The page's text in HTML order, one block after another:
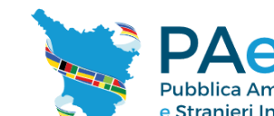
Skip to main content